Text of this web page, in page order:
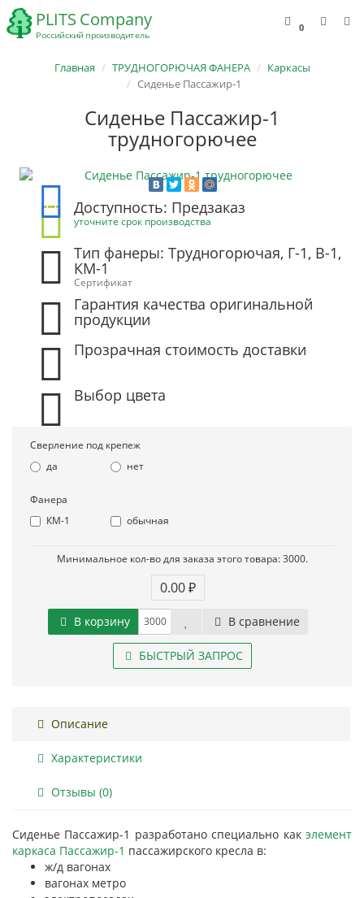
0
Главная ТРУДНОГОРЮЧАЯ ФАНЕРА
Каркасы
Сиденье Пассажир-1
Сиденье Пассажир-1
трудногорючее
Доступность: Предзаказ
уточните срок производства
Тип фанеры: Трудногорючая, Г-1, В-1,
КМ-1
Сертификат
Гарантия качества оригинальной
продукции
Прозрачная стоимость доставки
Выбор цвета
Сверление под крепеж
да
нет
Фанера
КМ-1
обычная
Минимальное кол-во для заказа этого товара: 3000.
0.00 ₽
В корзину В сравнение
БЫСТРЫЙ ЗАПРОС
Описание
Характеристики
Отзывы (0)
Сиденье Пассажир-1 разработано специально как элемент
каркаса Пассажир-1 пассажирского кресла в:
ж/д вагонах
вагонах метро